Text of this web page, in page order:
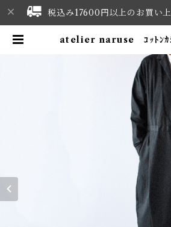
税込み17600円以上のお買い
atelier naruse ｺｯﾄﾝｶｼ
HWEST